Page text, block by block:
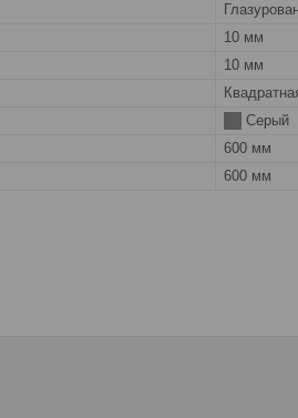
10 мм
10 мм
Серый
600 мм
600 мм